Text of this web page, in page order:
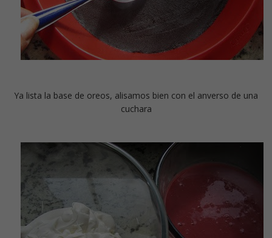
Ya lista la base de oreos, alisamos bien con el anverso de una
cuchara